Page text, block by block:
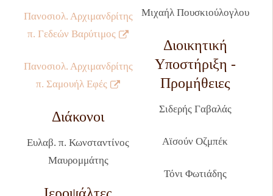
Πανοσιολ. Αρχιμανδρίτης
π. Γεδεών Βαρύτιμος
Πανοσιολ. Αρχιμανδρίτης
π. Σαμουήλ Εφές
Διάκονοι
Ευλαβ. π. Κωνσταντίνος
Μαυρομμάτης
Μιχαήλ Πουσκιούλογλου
Διοικητική
Υποστήριξη -
Προμήθειες
Σιδερής Γαβαλάς
Αϊσούν Οζμπέκ
Τόνι Φωτιάδης